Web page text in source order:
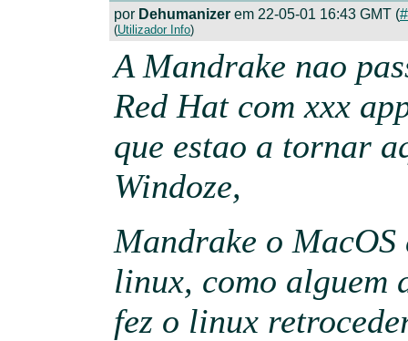
por Dehumanizer em 22-05-01 16:43 GMT (
(Utilizador Info)
A Mandrake nao
Red Hat com xxx
que estao a tornar
Windoze,
Mandrake o MacOS
linux, como alguem
fez o linux